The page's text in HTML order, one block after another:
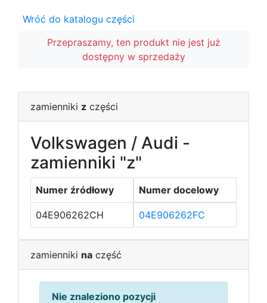
Wróć do katalogu części
Przepraszamy, ten produkt nie jest już
dostępny w sprzedaży
zamienniki z części
Volkswagen / Audi -
zamienniki "z"
Numer źródłowy Numer docelowy
04E906262CH 04E906262FC
zamienniki na część
Nie znaleziono pozycji